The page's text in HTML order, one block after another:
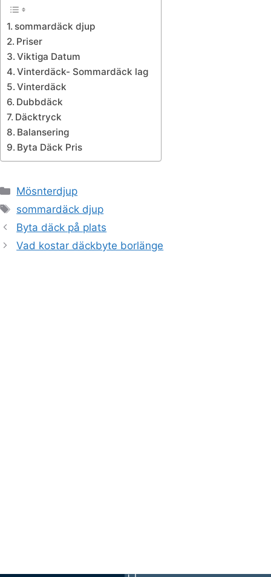
sommardäck djup
Priser
Viktiga Datum
Vinterdäck- Sommardäck lag
Vinterdäck
Dubbdäck
Däcktryck
Balansering
Byta Däck Pris
Kategorier
Mösnterdjup
Etiketter
sommardäck djup
Byta däck på plats
Vad kostar däckbyte borlänge